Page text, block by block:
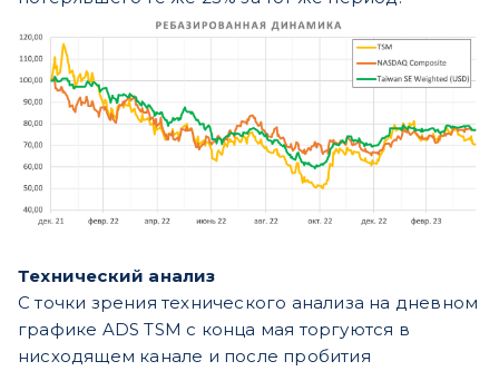
Технический анализ
С точки зрения технического анализа на дневном
графике ADS TSM с конца мая торгуются в
нисходящем канале и после пробития